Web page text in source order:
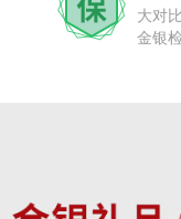
大对
金银